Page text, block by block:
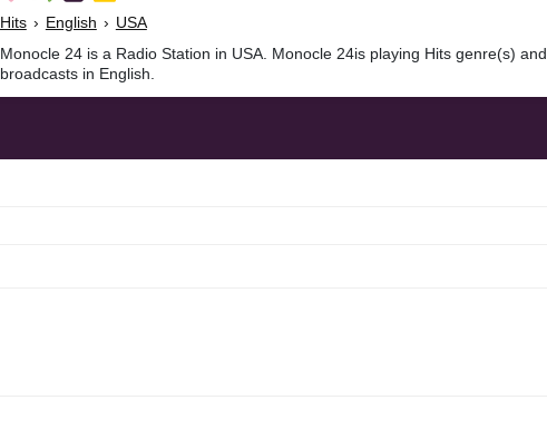
Hits › English › USA
Monocle 24 is a Radio Station in USA. Monocle 24is playing Hits genre(s) and
broadcasts in English.